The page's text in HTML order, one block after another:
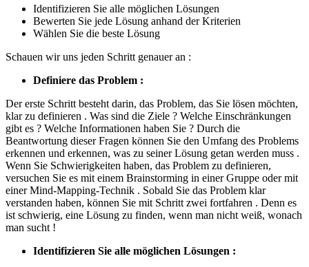
Identifizieren Sie alle möglichen Lösungen
Bewerten Sie jede Lösung anhand der Kriterien
Wählen Sie die beste Lösung
Schauen wir uns jeden Schritt genauer an :
Definiere das Problem :
Der erste Schritt besteht darin, das Problem, das Sie lösen möchten,
klar zu definieren . Was sind die Ziele ? Welche Einschränkungen
gibt es ? Welche Informationen haben Sie ? Durch die
Beantwortung dieser Fragen können Sie den Umfang des Problems
erkennen und erkennen, was zu seiner Lösung getan werden muss .
Wenn Sie Schwierigkeiten haben, das Problem zu definieren,
versuchen Sie es mit einem Brainstorming in einer Gruppe oder mit
einer Mind-Mapping-Technik . Sobald Sie das Problem klar
verstanden haben, können Sie mit Schritt zwei fortfahren . Denn es
ist schwierig, eine Lösung zu finden, wenn man nicht weiß, wonach
man sucht !
Identifizieren Sie alle möglichen Lösungen :